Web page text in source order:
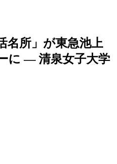
名所」が東急池上
に — 清泉女子大学